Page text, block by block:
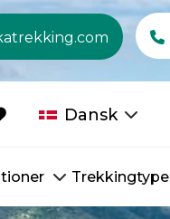
Dansk
Trekkingtype